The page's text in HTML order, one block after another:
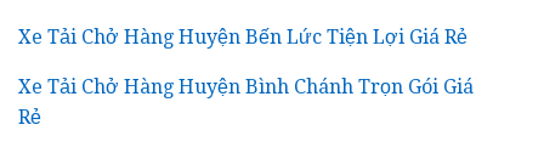
Xe Tải Chở Hàng Huyện Bến Lức Tiện Lợi Giá Rẻ
Xe Tải Chở Hàng Huyện Bình Chánh Trọn Gói Giá
Rẻ